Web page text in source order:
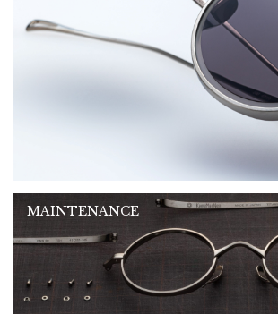
MAINTENANCE